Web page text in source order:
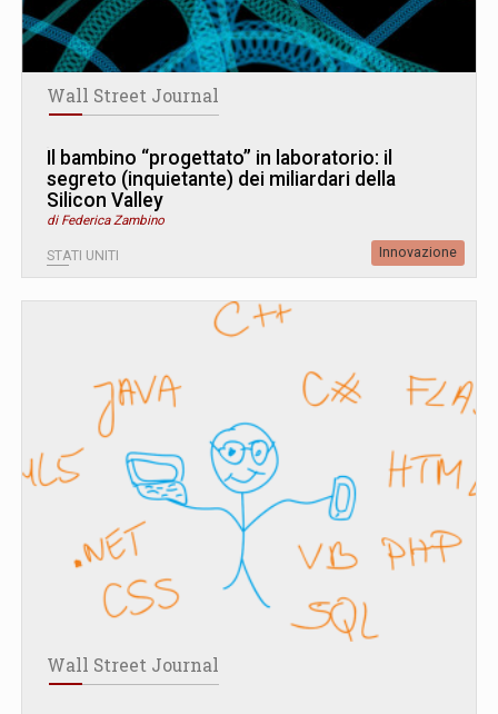
Wall Street Journal
Il bambino “progettato” in laboratorio: il
segreto (inquietante) dei miliardari della
Silicon Valley
di Federica Zambino
STATI UNITI Innovazione
Wall Street Journal